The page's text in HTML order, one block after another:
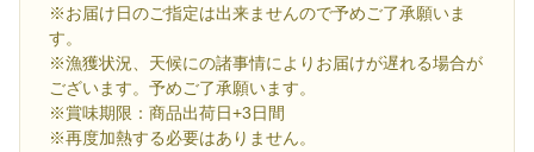
※お届け日のご指定は出来ませんので予めご了承願いま
す。
※漁獲状況、天候にの諸事情によりお届けが遅れる場合が
ございます。予めご了承願います。
※賞味期限：商品出荷日+3日間
※再度加熱する必要はありません。